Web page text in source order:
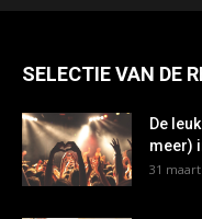
SELECTIE VAN DE
De
meer)
31 maart